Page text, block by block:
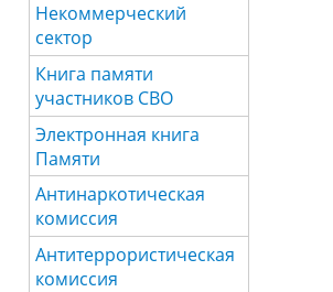
Некоммерческий
сектор
Книга памяти
участников СВО
Электронная книга
Памяти
Антинаркотическая
комиссия
Антитеррористическая
комиссия